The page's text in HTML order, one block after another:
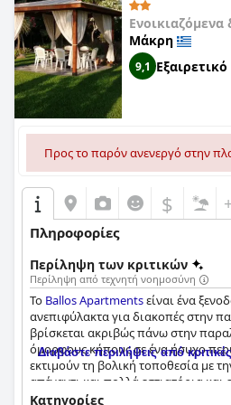
Ενοικιαζόμενα
Μάκρη
9,1 Εξαιρετικό
Προς το παρόν ανενεργό στην
$
Πληροφορίες
Περίληψη των κριτικών
Περίληψη από τεχνητή νοημοσύνη
Το Ballos Apartmentsείναι ένα
ανεπιφύλακτα για διακοπές στην
βρίσκεται ακριβώς πάνω στην
όμορφους κήπους σε ένα ήσυχο
εκτιμούν τη βολική τοποθεσία με
απέναντι και πολλά εστιατόρια και
κοντινή απόσταση με τα πόδια. Το
Διαβάστε περιλήψεις από
Κατηγορίες